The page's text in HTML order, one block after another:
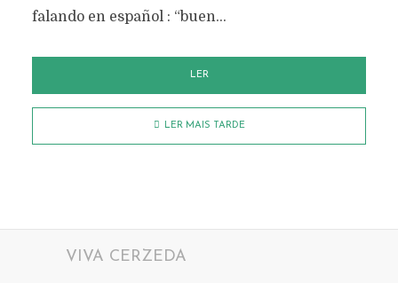
falando en español : “buen...
LER
LER MAIS TARDE
VIVA CERZEDA